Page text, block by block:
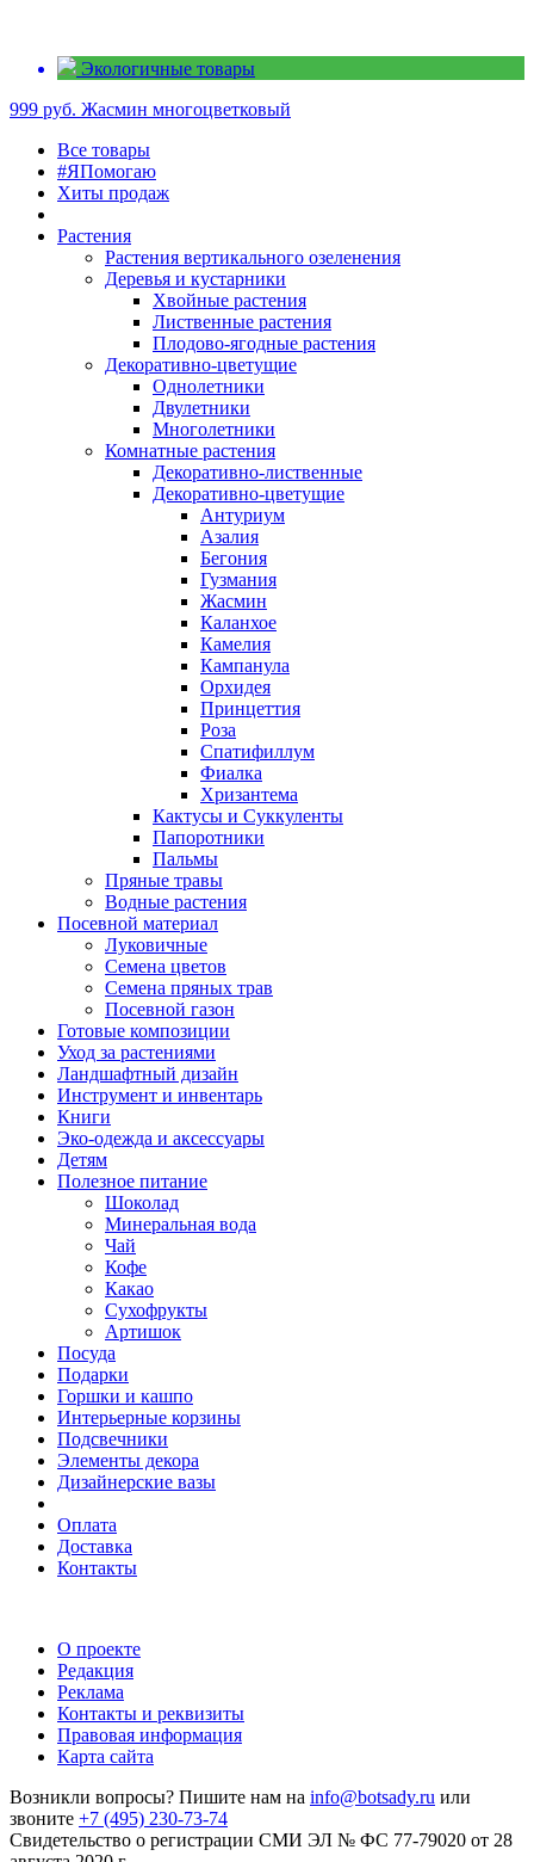
Экологичные товары
999 руб. Жасмин многоцветковый
Все товары
#ЯПомогаю
Хиты продаж
Растения
Растения вертикального озеленения
Деревья и кустарники
Хвойные растения
Лиственные растения
Плодово-ягодные растения
Декоративно-цветущие
Однолетники
Двулетники
Многолетники
Комнатные растения
Декоративно-лиственные
Декоративно-цветущие
Антуриум
Азалия
Бегония
Гузмания
Жасмин
Каланхое
Камелия
Кампанула
Орхидея
Принцеттия
Роза
Спатифиллум
Фиалка
Хризантема
Кактусы и Суккуленты
Папоротники
Пальмы
Пряные травы
Водные растения
Посевной материал
Луковичные
Семена цветов
Семена пряных трав
Посевной газон
Готовые композиции
Уход за растениями
Ландшафтный дизайн
Инструмент и инвентарь
Книги
Эко-одежда и аксессуары
Детям
Полезное питание
Шоколад
Минеральная вода
Чай
Кофе
Какао
Сухофрукты
Артишок
Посуда
Подарки
Горшки и кашпо
Интерьерные корзины
Подсвечники
Элементы декора
Дизайнерские вазы
Оплата
Доставка
Контакты
О проекте
Редакция
Реклама
Контакты и реквизиты
Правовая информация
Карта сайта
Возникли вопросы? Пишите нам на info@botsady.ru или
звоните +7 (495) 230-73-74
Свидетельство о регистрации СМИ ЭЛ № ФС 77-79020 от 28